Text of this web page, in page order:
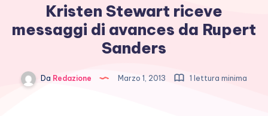
Kristen Stewart riceve
messaggi di avances da Rupert
Sanders
Da Redazione Marzo 1, 2013 1 lettura minima